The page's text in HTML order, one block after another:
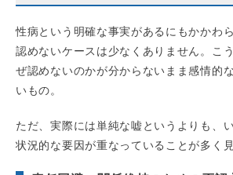
性病という明確な事実があるにもかかわ
認めないケースは少なくありません。こ
ぜ認めないのかが分からないまま感情的
いもの。
ただ、実際には単純な嘘というよりも、
状況的な要因が重なっていることが多く見